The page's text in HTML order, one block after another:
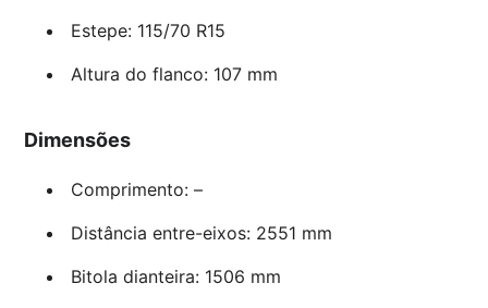
Estepe: 115/70 R15
Altura do flanco: 107 mm
Dimensões
Comprimento: –
Distância entre-eixos: 2551 mm
Bitola dianteira: 1506 mm